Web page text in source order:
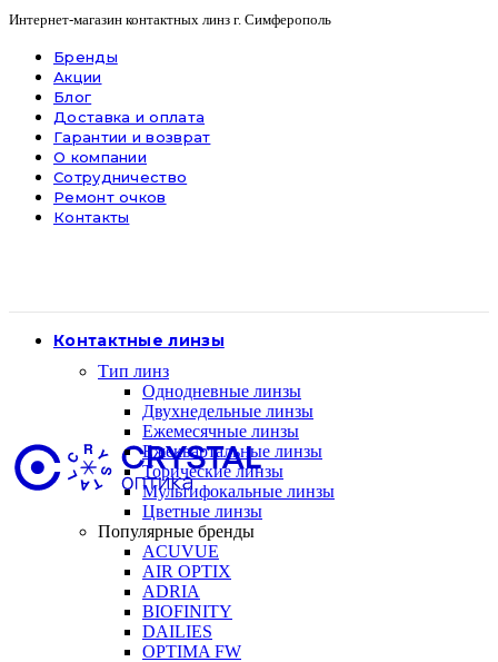
Интернет-магазин контактных линз г. Симферополь
Бренды
Акции
Блог
Доставка и оплата
Гарантии и возврат
О компании
Сотрудничество
Ремонт очков
Контакты
Контактные линзы
Тип линз
Однодневные линзы
Двухнедельные линзы
Ежемесячные линзы
Ежеквартальные линзы
Торические линзы
Мультифокальные линзы
Цветные линзы
Популярные бренды
ACUVUE
AIR OPTIX
ADRIA
BIOFINITY
DAILIES
OPTIMA FW